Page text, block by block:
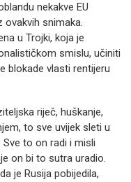
nekakve EU
ovakvih snimaka.
u Trojki, koja je
smislu, učiniti
blokade vlasti rentijeru
riječ, huškanje,
to sve uvijek sleti u
Sve to on radi i misli
on bi to sutra uradio.
je Rusija pobijedila,